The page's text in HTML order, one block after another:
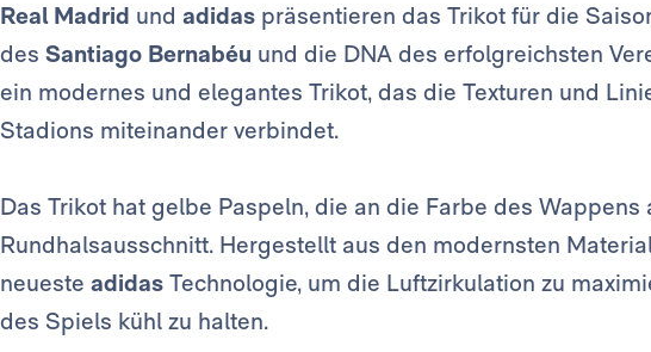
Real Madrid und adidas präsentieren das Trikot für die
des Santiago Bernabéu und die DNA des erfolgreichsten
ein modernes und elegantes Trikot, das die Texturen und
Stadions miteinander verbindet.
Das Trikot hat gelbe Paspeln, die an die Farbe des
Rundhalsausschnitt. Hergestellt aus den modernsten
neueste adidas Technologie, um die Luftzirkulation zu
des Spiels kühl zu halten.